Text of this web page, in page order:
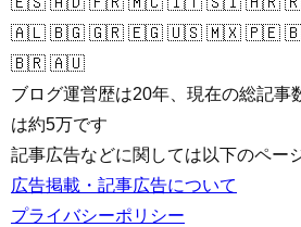
🇦🇱 🇧🇬 🇬🇷 🇪🇬 🇺🇸 🇲🇽 🇵🇪
🇧🇷 🇦🇺
ブログ運営歴は20年、現在の総記事
は約5万です
記事広告などに関しては以下のペー
広告掲載・記事広告について
プライバシーポリシー